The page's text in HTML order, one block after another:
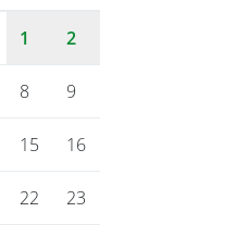
1 2
8 9
15 16
22 23